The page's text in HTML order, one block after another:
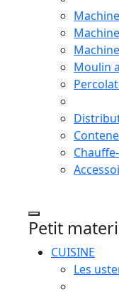
Moulin
Petit
CUISINE
Les